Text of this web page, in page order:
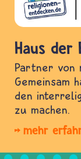
Haus der
Partner von
Gemeinsam
den
zu machen.
mehr